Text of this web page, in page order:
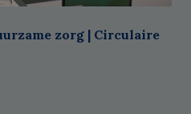
zorg | Circulaire